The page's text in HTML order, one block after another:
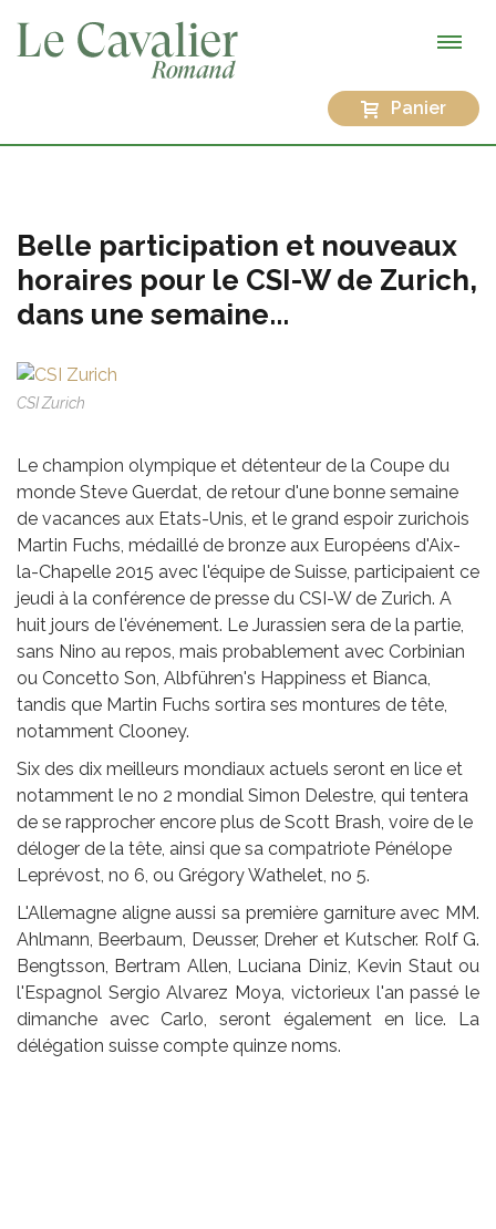
Panier
Belle participation et nouveaux
horaires pour le CSI-W de Zurich,
dans une semaine...
CSI Zurich
Le champion olympique et détenteur de la Coupe du
monde Steve Guerdat, de retour d'une bonne semaine
de vacances aux Etats-Unis, et le grand espoir zurichois
Martin Fuchs, médaillé de bronze aux Européens d'Aix-
la-Chapelle 2015 avec l'équipe de Suisse, participaient ce
jeudi à la conférence de presse du CSI-W de Zurich. A
huit jours de l'événement. Le Jurassien sera de la partie,
sans Nino au repos, mais probablement avec Corbinian
ou Concetto Son, Albführen's Happiness et Bianca,
tandis que Martin Fuchs sortira ses montures de tête,
notamment Clooney.
Six des dix meilleurs mondiaux actuels seront en lice et
notamment le no 2 mondial Simon Delestre, qui tentera
de se rapprocher encore plus de Scott Brash, voire de le
déloger de la tête, ainsi que sa compatriote Pénélope
Leprévost, no 6, ou Grégory Wathelet, no 5.
L'Allemagne aligne aussi sa première garniture avec MM.
Ahlmann, Beerbaum, Deusser, Dreher et Kutscher. Rolf G.
Bengtsson, Bertram Allen, Luciana Diniz, Kevin Staut ou
l'Espagnol Sergio Alvarez Moya, victorieux l'an passé le
dimanche avec Carlo, seront également en lice. La
délégation suisse compte quinze noms.